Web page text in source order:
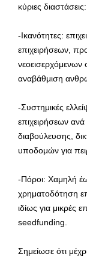
κύριες διαστάσεις:
-Ικανότητες:
επιχειρήσεων,
νεοεισερχόμενων
αναβάθμιση
-Συστημικές
επιχειρήσεων
διαβούλευσης,
υποδομών για
-Πόροι: Χαμηλή
χρηματοδότηση
ιδίως για μικρές
seedfunding.
Σημείωσε ότι